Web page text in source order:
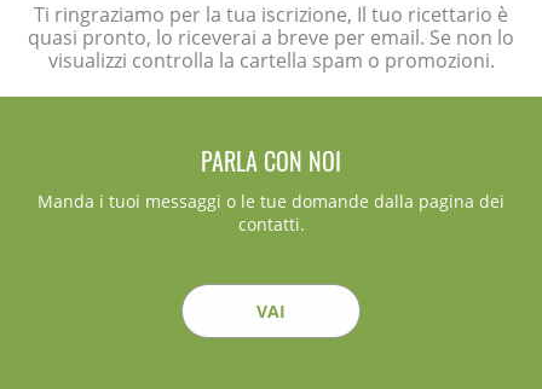
Ti ringraziamo per la tua iscrizione, Il tuo ricettario è
quasi pronto, lo riceverai a breve per email. Se non lo
visualizzi controlla la cartella spam o promozioni.
PARLA CON NOI
Manda i tuoi messaggi o le tue domande dalla pagina dei
contatti.
VAI